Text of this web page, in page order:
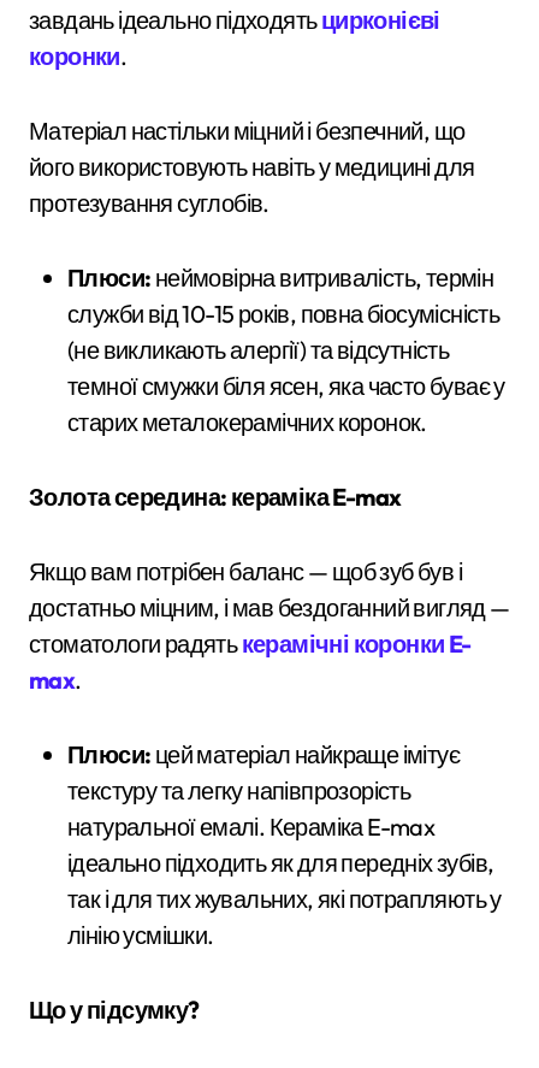
завдань ідеально підходятьцирконієві
коронки.
Матеріал настільки міцний і безпечний, що
його використовують навіть у медицині для
протезування суглобів.
Плюси: неймовірна витривалість, термін
служби від 10-15 років, повна біосумісність
(не викликають алергії) та відсутність
темної смужки біля ясен, яка часто буває у
старих металокерамічних коронок.
Золота середина: кераміка E-max
Якщо вам потрібен баланс — щоб зуб був і
достатньо міцним, і мав бездоганний вигляд —
стоматологи радятькерамічні коронки E-
max.
Плюси: цей матеріал найкраще імітує
текстуру та легку напівпрозорість
натуральної емалі. Кераміка E-max
ідеально підходить як для передніх зубів,
так і для тих жувальних, які потрапляють у
лінію усмішки.
Що у підсумку?